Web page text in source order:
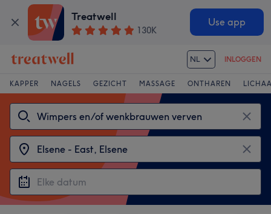
Treatwell
130K
Use app
NL INLOGGEN
KAPPER NAGELS GEZICHT MASSAGE ONTHAREN